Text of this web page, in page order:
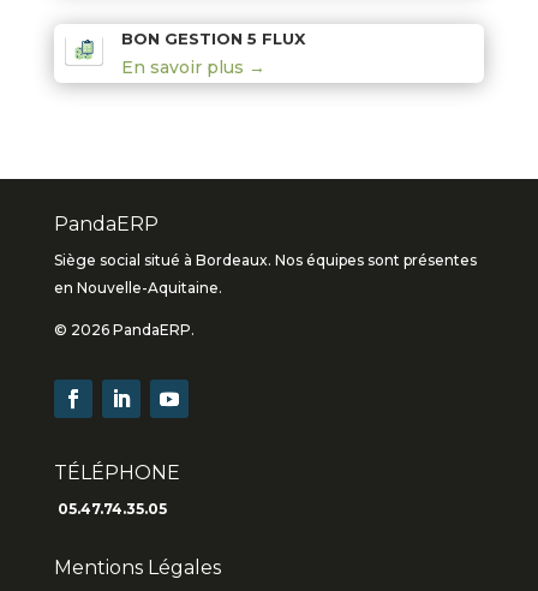
BON GESTION 5 FLUX
En savoir plus →
PandaERP
Siège social situé à Bordeaux. Nos équipes sont présentes
en Nouvelle-Aquitaine.
© 2026 PandaERP.
TÉLÉPHONE
05.47.74.35.05
Mentions Légales